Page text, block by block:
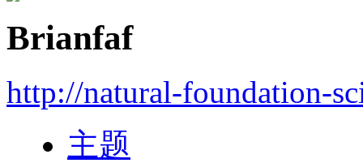
Brianfaf
http://natural-foundation-
主题